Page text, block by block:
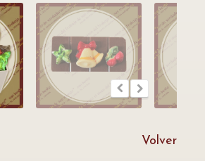
Volver